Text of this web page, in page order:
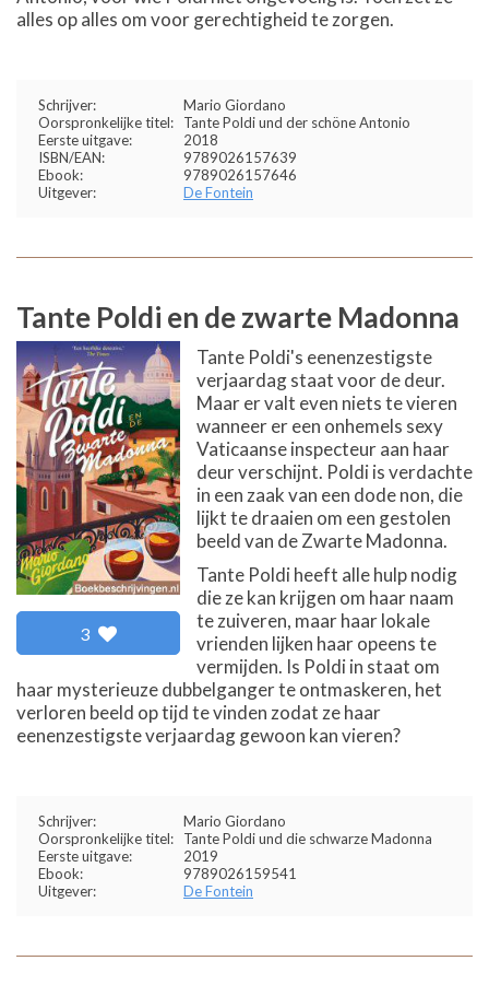
alles op alles om voor gerechtigheid te zorgen.
Schrijver:
Mario Giordano
Oorspronkelijke titel:
Tante Poldi und der schöne Antonio
Eerste uitgave:
2018
ISBN/EAN:
9789026157639
Ebook:
9789026157646
Uitgever:
De Fontein
Tante Poldi en de zwarte Madonna
3
Tante Poldi's eenenzestigste
verjaardag staat voor de deur.
Maar er valt even niets te vieren
wanneer er een onhemels sexy
Vaticaanse inspecteur aan haar
deur verschijnt. Poldi is verdachte
in een zaak van een dode non, die
lijkt te draaien om een gestolen
beeld van de Zwarte Madonna.
Tante Poldi heeft alle hulp nodig
die ze kan krijgen om haar naam
te zuiveren, maar haar lokale
vrienden lijken haar opeens te
vermijden. Is Poldi in staat om
haar mysterieuze dubbelganger te ontmaskeren, het
verloren beeld op tijd te vinden zodat ze haar
eenenzestigste verjaardag gewoon kan vieren?
Schrijver:
Mario Giordano
Oorspronkelijke titel:
Tante Poldi und die schwarze Madonna
Eerste uitgave:
2019
Ebook:
9789026159541
Uitgever:
De Fontein